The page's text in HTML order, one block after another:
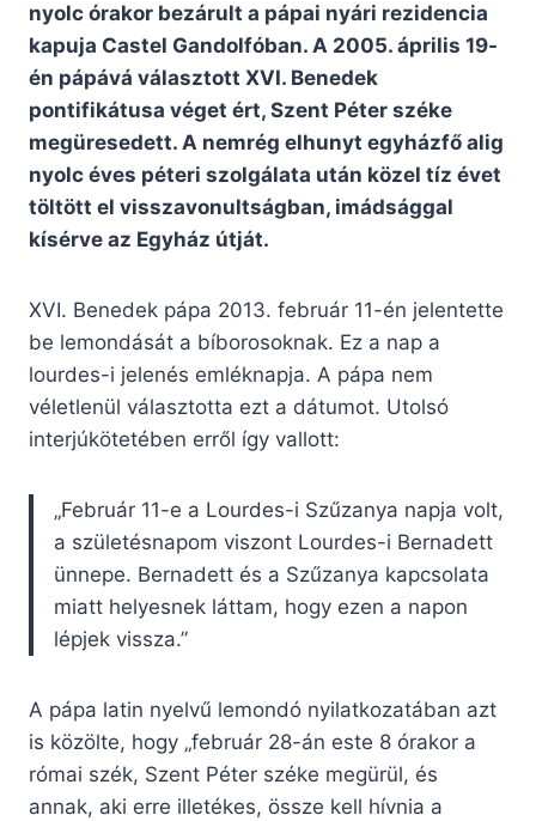
nyolc órakor bezárult a pápai nyári rezidencia
kapuja Castel Gandolfóban. A 2005. április 19-
én pápává választott XVI. Benedek
pontifikátusa véget ért, Szent Péter széke
megüresedett. A nemrég elhunyt egyházfő alig
nyolc éves péteri szolgálata után közel tíz évet
töltött el visszavonultságban, imádsággal
kísérve az Egyház útját.
XVI. Benedek pápa 2013. február 11-én jelentette
be lemondását a bíborosoknak. Ez a nap a
lourdes-i jelenés emléknapja. A pápa nem
véletlenül választotta ezt a dátumot. Utolsó
interjúkötetében erről így vallott:
„Február 11-e a Lourdes-i Szűzanya napja volt,
a születésnapom viszont Lourdes-i Bernadett
ünnepe. Bernadett és a Szűzanya kapcsolata
miatt helyesnek láttam, hogy ezen a napon
lépjek vissza.”
A pápa latin nyelvű lemondó nyilatkozatában azt
is közölte, hogy „február 28-án este 8 órakor a
római szék, Szent Péter széke megürül, és
annak, aki erre illetékes, össze kell hívnia a